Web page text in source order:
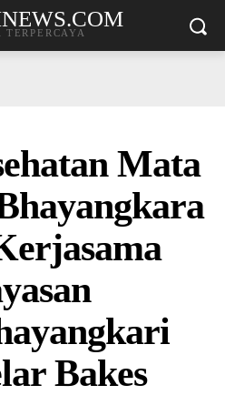
TERPERCAYA
Mata
Bakes